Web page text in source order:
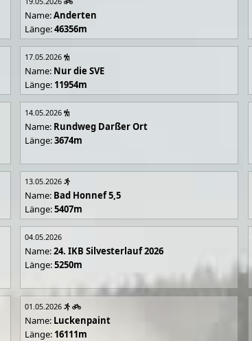
Name:Anderten
Länge:46356m
17.05.2026
Name: Nur die SVE
Länge: 11954m
14.05.2026
Name: Rundweg Darßer Ort
Länge:3674m
13.05.2026
Name: Bad Honnef 5,5
Länge:5407m
04.05.2026
Name:24. IKB Silvesterlauf 2026
Länge:5250m
01.05.2026
Name: Luckenpaint
Länge: 16111m